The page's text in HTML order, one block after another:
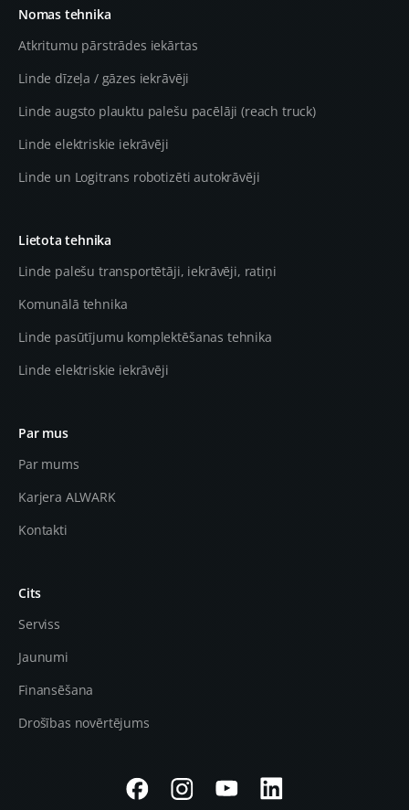
Nomas tehnika
Atkritumu pārstrādes iekārtas
Linde dīzeļa / gāzes iekrāvēji
Linde augsto plauktu palešu pacēlāji (reach truck)
Linde elektriskie iekrāvēji
Linde un Logitrans robotizēti autokrāvēji
Lietota tehnika
Linde palešu transportētāji, iekrāvēji, ratiņi
Komunālā tehnika
Linde pasūtījumu komplektēšanas tehnika
Linde elektriskie iekrāvēji
Par mus
Par mums
Karjera ALWARK
Kontakti
Cits
Serviss
Jaunumi
Finansēšana
Drošības novērtējums